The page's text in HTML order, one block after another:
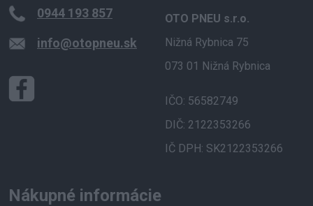
0944 193 857
info@otopneu.sk
OTO PNEU s.r.o.
Nižná Rybnica 75
073 01 Nižná Rybnica
IČO: 56582749
DIČ: 2122353266
IČ DPH: SK2122353266
Nákupné informácie